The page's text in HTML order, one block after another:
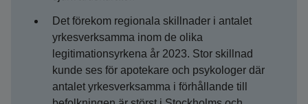
Det förekom regionala skillnader i antalet
yrkesverksamma inom de olika
legitimationsyrkena år 2023. Stor skillnad
kunde ses för apotekare och psykologer där
antalet yrkesverksamma i förhållande till